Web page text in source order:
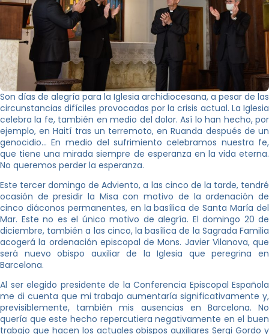
Son días de alegría para la Iglesia archidiocesana, a pesar de las
circunstancias difíciles provocadas por la crisis actual. La Iglesia
celebra la fe, también en medio del dolor. Así lo han hecho, por
ejemplo, en Haití tras un terremoto, en Ruanda después de un
genocidio… En medio del sufrimiento celebramos nuestra fe,
que tiene una mirada siempre de esperanza en la vida eterna.
No queremos perder la esperanza.
Este tercer domingo de Adviento, a las cinco de la tarde, tendré
ocasión de presidir la Misa con motivo de la ordenación de
cinco diáconos permanentes, en la basílica de Santa María del
Mar. Este no es el único motivo de alegría. El domingo 20 de
diciembre, también a las cinco, la basílica de la Sagrada Familia
acogerá la ordenación episcopal de Mons. Javier Vilanova, que
será nuevo obispo auxiliar de la Iglesia que peregrina en
Barcelona.
Al ser elegido presidente de la Conferencia Episcopal Española
me di cuenta que mi trabajo aumentaría significativamente y,
previsiblemente, también mis ausencias en Barcelona. No
quería que este hecho repercutiera negativamente en el buen
trabajo que hacen los actuales obispos auxiliares Sergi Gordo y